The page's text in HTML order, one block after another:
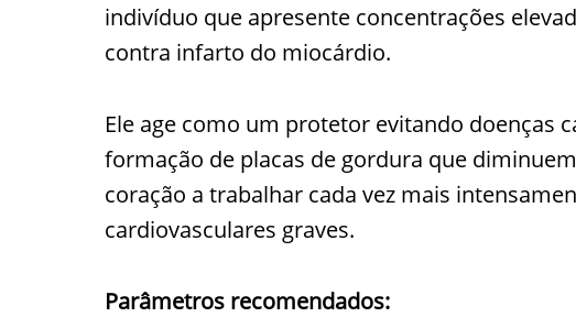
indivíduo que apresente concentrações
contra infarto do miocárdio.
Ele age como um protetor evitando doenças
formação de placas de gordura que
coração a trabalhar cada vez mais
cardiovasculares graves.
Parâmetros recomendados: